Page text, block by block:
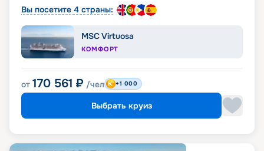
Вы посетите 4 страны:
MSC Virtuosa
КОМФОРТ
от 170 561 ₽ /чел +1 000
Выбрать круиз